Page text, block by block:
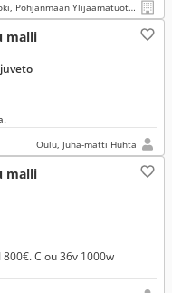
Ilmajoki, Pohjanmaan Ylijäämätuote Oy
malli
Oulu, Juha-matti Huhta
malli
800€. Clou 36v 1000w